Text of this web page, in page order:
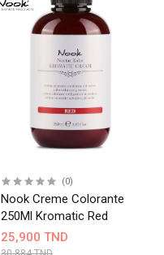
(0)
Nook Creme Colorante
250Ml Kromatic Red
25,900 TND